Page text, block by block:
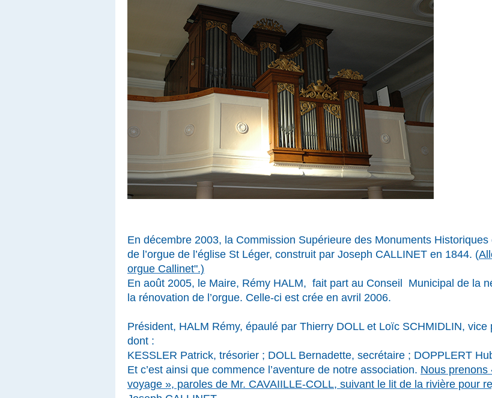
En décembre 2003, la Commission Supérieure des Monuments
de l’orgue de l’église St Léger, construit par Joseph CALLINET en 1844. (
orgue Callinet".)
En août 2005, le Maire, Rémy HALM, fait part au Conseil Municipal de la
la rénovation de l’orgue. Celle-ci est crée en avril 2006.
Président, HALM Rémy, épaulé par Thierry DOLL et Loïc SCHMIDLIN,
dont :
KESSLER Patrick, trésorier ; DOLL Bernadette, secrétaire ; DOPPLERT
Et c’est ainsi que commence l’aventure de notre association. Nous prenons
voyage », paroles de Mr. CAVAIILLE-COLL, suivant le lit de la rivière pour